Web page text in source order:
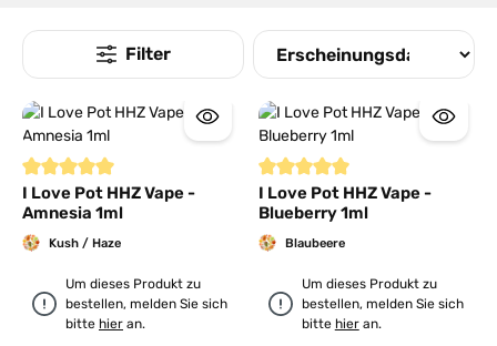
Durchschnittliche Bewertung von 5 von 5 Sternen
I Love Pot HHZ Vape -
Amnesia 1ml
Kush / Haze
Um dieses Produkt zu
bestellen, melden Sie sich
bitte hier an.
Durchschnittliche Bewertung
I Love Pot HHZ Vape -
Blueberry 1ml
Blaubeere
Um dieses Produkt zu
bestellen, melden Sie sich
bitte hieran.